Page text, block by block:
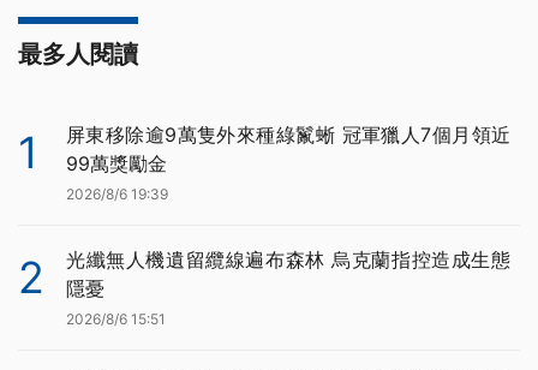
最多人閱讀
1
屏東移除逾9萬隻外來種綠鬣蜥 冠軍獵人7個月領近
99萬獎勵金
2026/8/6 19:39
2
光纖無人機遺留纜線遍布森林 烏克蘭指控造成生態
隱憂
2026/8/6 15:51